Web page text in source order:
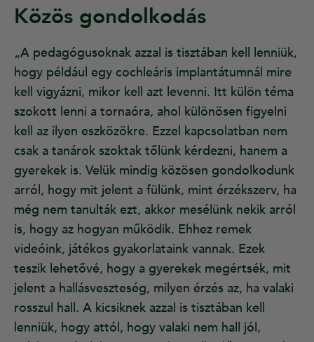
Közös gondolkodás
„A pedagógusoknak azzal is tisztában kell lenniük,
hogy például egy cochleáris implantátumnál mire
kell vigyázni, mikor kell azt levenni. Itt külön téma
szokott lenni a tornaóra, ahol különösen figyelni
kell az ilyen eszközökre. Ezzel kapcsolatban nem
csak a tanárok szoktak tőlünk kérdezni, hanem a
gyerekek is. Velük mindig közösen gondolkodunk
arról, hogy mit jelent a fülünk, mint érzékszerv, ha
még nem tanulták ezt, akkor mesélünk nekik arról
is, hogy az hogyan működik. Ehhez remek
videóink, játékos gyakorlataink vannak. Ezek
teszik lehetővé, hogy a gyerekek megértsék, mit
jelent a hallásveszteség, milyen érzés az, ha valaki
rosszul hall. A kicsiknek azzal is tisztában kell
lenniük, hogy attól, hogy valaki nem hall jól,